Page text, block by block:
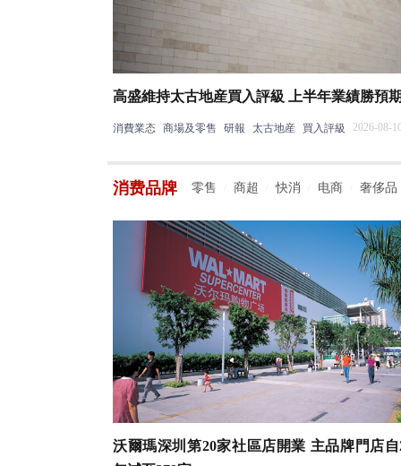
高盛維持太古地産買入評級 上半年業績勝預
消費業态 商場及零售 研報 太古地産 買入評級 2026-08-
消费品牌 零售 商超 快消 电商 奢侈品
沃爾瑪深圳第20家社區店開業 主品牌門店自